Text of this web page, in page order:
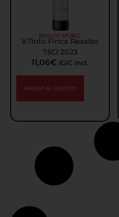
EMILIO MORO
V.Tinto Finca Resalso
75Cl 2023
11,06€ IGIC incl.
AÑADIR AL CARRITO